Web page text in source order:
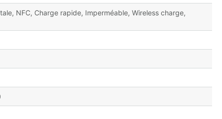
NFC, Charge rapide, Imperméable, Wireless charge,